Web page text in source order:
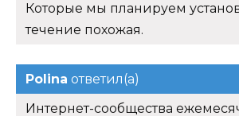
Которые мы планируем
течение похожая.
Polina ответил(а)
Интернет-сообщества